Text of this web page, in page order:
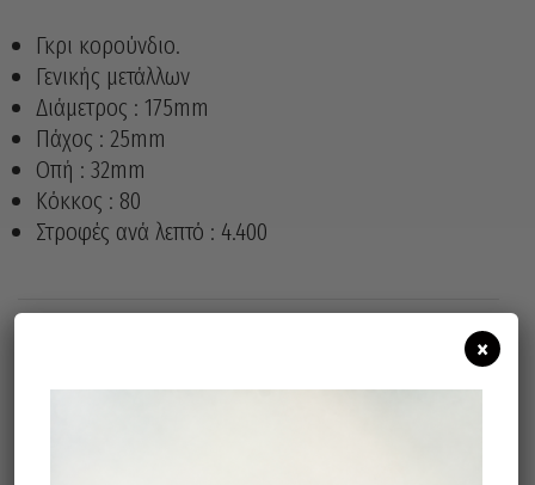
Γκρι κορούνδιο.
Γενικής μετάλλων
Διάμετρος : 175mm
Πάχος : 25mm
Οπή : 32mm
Κόκκος : 80
Στροφές ανά λεπτό : 4.400
×